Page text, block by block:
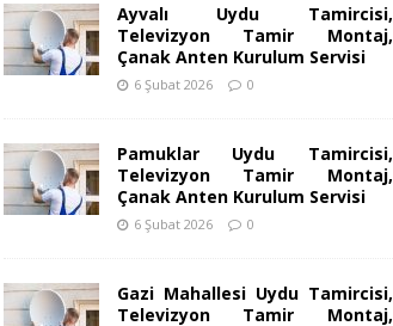
Ayvalı Uydu Tamircisi,
Televizyon Tamir Montaj,
Çanak Anten Kurulum Servisi
6 Şubat 2026 0
Pamuklar Uydu Tamircisi,
Televizyon Tamir Montaj,
Çanak Anten Kurulum Servisi
6 Şubat 2026 0
Gazi Mahallesi Uydu Tamircisi,
Televizyon Tamir Montaj,